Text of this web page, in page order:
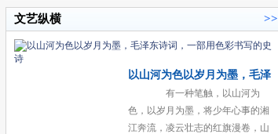
文艺纵横 >>
以山河为色以岁月为墨，毛泽
东诗词，一部用色彩书写的史
诗
有一种笔触，以山河为
色，以岁月为墨，将少年心事的湘
江奔流，凌云壮志的红旗漫卷，山